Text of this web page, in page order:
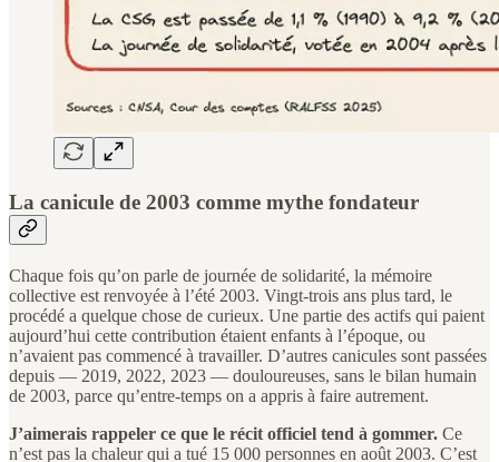
La canicule de 2003 comme mythe fondateur
Chaque fois qu’on parle de journée de solidarité, la mémoire
collective est renvoyée à l’été 2003. Vingt-trois ans plus tard, le
procédé a quelque chose de curieux. Une partie des actifs qui paient
aujourd’hui cette contribution étaient enfants à l’époque, ou
n’avaient pas commencé à travailler. D’autres canicules sont passées
depuis — 2019, 2022, 2023 — douloureuses, sans le bilan humain
de 2003, parce qu’entre-temps on a appris à faire autrement.
J’aimerais rappeler ce que le récit officiel tend à gommer. Ce
n’est pas la chaleur qui a tué 15 000 personnes en août 2003. C’est